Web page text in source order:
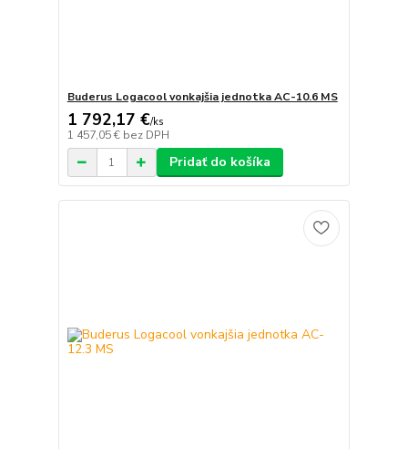
Buderus Logacool vonkajšia jednotka AC-10.6 MS
1 792,17 €/ks
1 457,05 € bez DPH
Pridať do košíka